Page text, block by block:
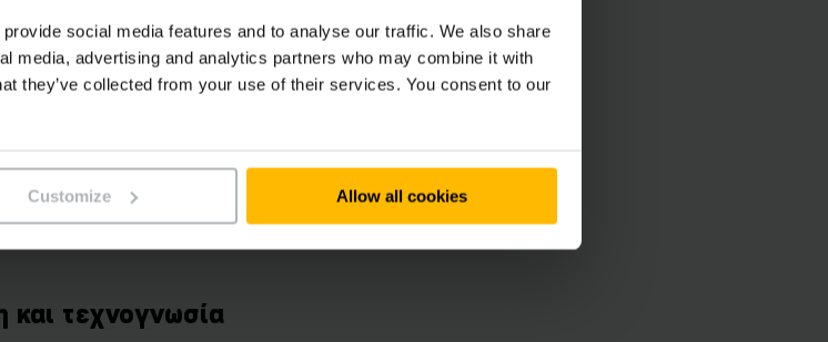
social media features and to analyse our traffic. We also share
media, advertising and analytics partners who may combine it with
they’ve collected from your use of their services. You consent to our
Customize Allow all cookies
προσφέρουν μόνο άμεση λύση, αλλά και
με υψηλά ποιοτικά standards και σχεδιάστηκαν για να
Όταν υπάρχει συντήρηση σύμφωνα με τα
σε χαμηλότερο συνολικό κόστος ιδιοκτησίας και
τεχνογνωσία